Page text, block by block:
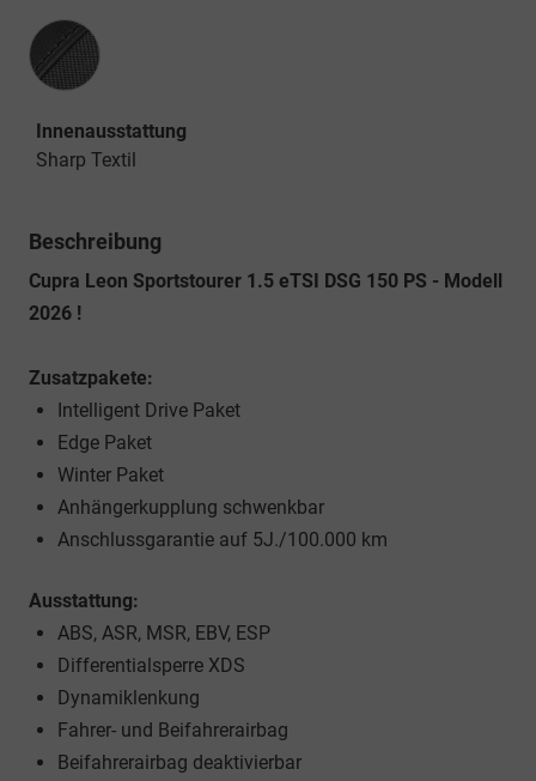
Innenausstattung
Innenausstattung
Sharp Textil
Beschreibung
Cupra Leon Sportstourer 1.5 eTSI DSG 150 PS - Modell
2026 !
Zusatzpakete:
Intelligent Drive Paket
Edge Paket
Winter Paket
Anhängerkupplung schwenkbar
Anschlussgarantie auf 5J./100.000 km
Ausstattung:
ABS, ASR, MSR, EBV, ESP
Differentialsperre XDS
Dynamiklenkung
Fahrer- und Beifahrerairbag
Beifahrerairbag deaktivierbar